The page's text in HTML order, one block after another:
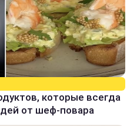
которые всегда
от шеф-повара